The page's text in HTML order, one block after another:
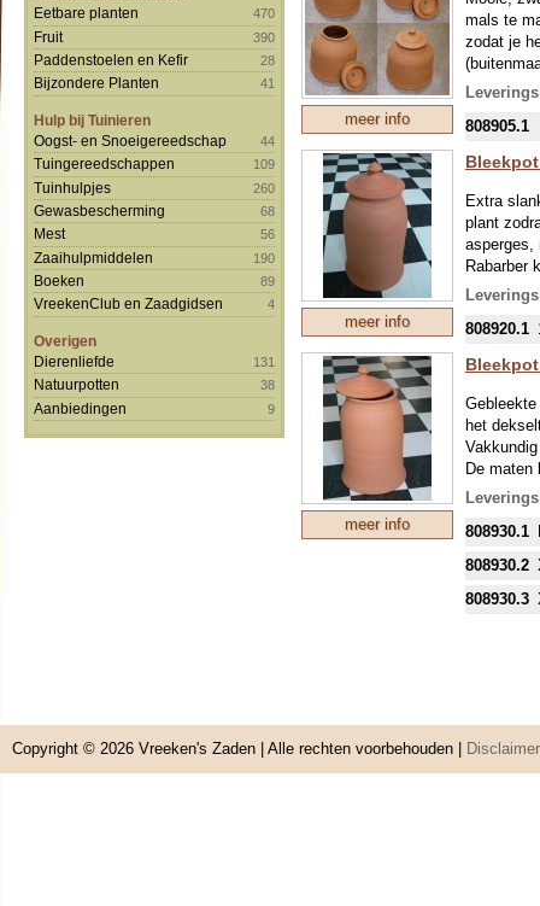
Eetbare planten
470
Fruit 390
Paddenstoelen en Kefir 28
Bijzondere Planten 41
Hulp bij Tuinieren
Oogst- en Snoeigereedschap
44
Tuingereedschappen 109
Tuinhulpjes 260
Gewasbescherming 68
Mest 56
Zaaihulpmiddelen 190
Boeken 89
VreekenClub en Zaadgidsen 4
Overigen
Dierenliefde
131
Natuurpotten 38
Aanbiedingen 9
meer info
mals te
zodat je
GRAAG
EIGEN
808905.1
meer info
Extra
plant
asperges,
Rabarber
GRAAG
808920.1
meer info
het
De maten
L: hoogte
XL:
XXL:
GRAAG
808930.1
808930.2
808930.3
Copyright © 2026 Vreeken's Zaden | Alle rechten voorbehouden | Disclaimer